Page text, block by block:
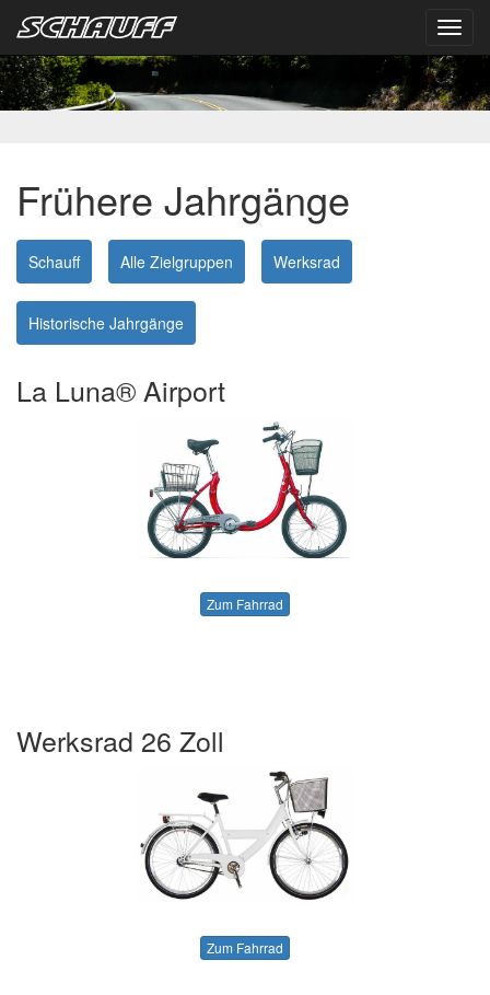
Frühere Jahrgänge
Schauff Alle Zielgruppen Werksrad
Historische Jahrgänge
La Luna® Airport
Zum Fahrrad
Werksrad 26 Zoll
Zum Fahrrad